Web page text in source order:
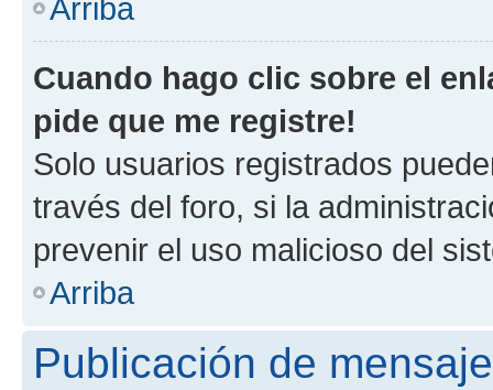
Arriba
Cuando hago clic sobre el
pide que me registre!
Solo usuarios registrados
través del foro, si la
prevenir el uso malicioso del
Arriba
Publicación de